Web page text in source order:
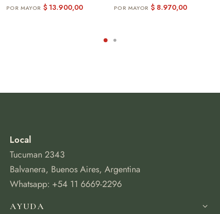
$13.900,00 $8.970,00
Local
Tucuman 2343
Balvanera, Buenos Aires, Argentina
Whatsapp: +54 11 6669-2296
AYUDA